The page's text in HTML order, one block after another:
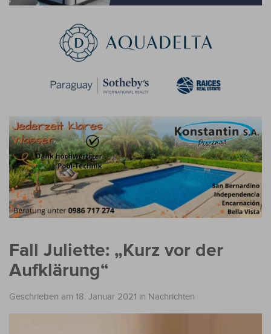
Fall Juliette: „Kurz vor der
Aufklärung“
Geschrieben am 18. Januar 2021 in Nachrichten